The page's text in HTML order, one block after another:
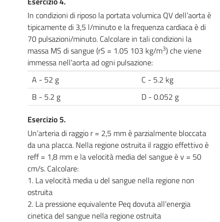
In condizioni di riposo la portata volumica QV dell’aorta è
tipicamente di 3,5 l/minuto e la frequenza cardiaca è di
70 pulsazioni/minuto. Calcolare in tali condizioni la
massa MS di sangue (rS = 1.05 103 kg/m3) che viene
immessa nell’aorta ad ogni pulsazione:
A - 52 g
C - 5.2 kg
B - 5.2 g
D - 0.052 g
Esercizio 5.
Un’arteria di raggio r = 2,5 mm è parzialmente bloccata
da una placca. Nella regione ostruita il raggio effettivo è
reff = 1,8 mm e la velocità media del sangue è v = 50
cm/s. Calcolare:
1. La velocità media u del sangue nella regione non
ostruita
2. La pressione equivalente Peq dovuta all’energia
cinetica del sangue nella regione ostruita